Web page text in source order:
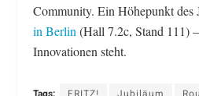
Community. Ein Höhepunkt
in Berlin(Hall 7.2c, Stand 111)
Innovationen steht.